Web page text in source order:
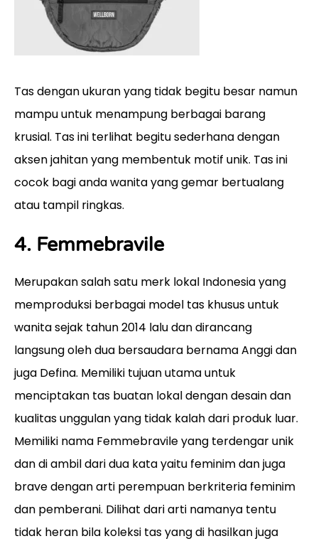
Tas dengan ukuran yang tidak begitu besar namun
mampu untuk menampung berbagai barang
krusial. Tas ini terlihat begitu sederhana dengan
aksen jahitan yang membentuk motif unik. Tas ini
cocok bagi anda wanita yang gemar bertualang
atau tampil ringkas.
4. Femmebravile
Merupakan salah satu merk lokal Indonesia yang
memproduksi berbagai model tas khusus untuk
wanita sejak tahun 2014 lalu dan dirancang
langsung oleh dua bersaudara bernama Anggi dan
juga Defina. Memiliki tujuan utama untuk
menciptakan tas buatan lokal dengan desain dan
kualitas unggulan yang tidak kalah dari produk luar.
Memiliki nama Femmebravile yang terdengar unik
dan di ambil dari dua kata yaitu feminim dan juga
brave dengan arti perempuan berkriteria feminim
dan pemberani. Dilihat dari arti namanya tentu
tidak heran bila koleksi tas yang di hasilkan juga